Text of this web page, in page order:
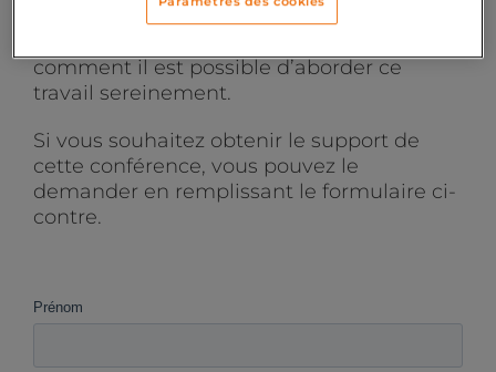
Et enfin (et surtout) nous avons discuté du
comment il est possible d’aborder ce
travail sereinement.
Si vous souhaitez obtenir le support de
cette conférence, vous pouvez le
demander en remplissant le formulaire ci-
contre.